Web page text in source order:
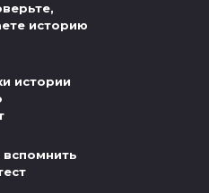
историю
истории